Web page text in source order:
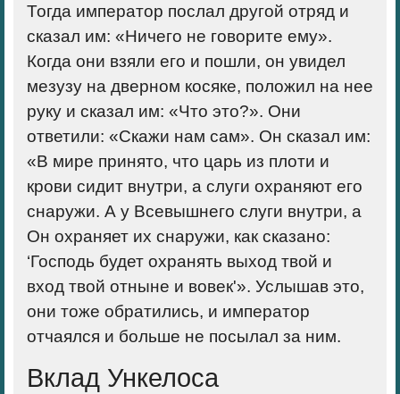
Тогда император послал другой отряд и
сказал им: «Ничего не говорите ему».
Когда они взяли его и пошли, он увидел
мезузу на дверном косяке, положил на нее
руку и сказал им: «Что это?». Они
ответили: «Скажи нам сам». Он сказал им:
«В мире принято, что царь из плоти и
крови сидит внутри, а слуги охраняют его
снаружи. А у Всевышнего слуги внутри, а
Он охраняет их снаружи, как сказано:
‘Господь будет охранять выход твой и
вход твой отныне и вовек'». Услышав это,
они тоже обратились, и император
отчаялся и больше не посылал за ним.
Вклад Ункелоса